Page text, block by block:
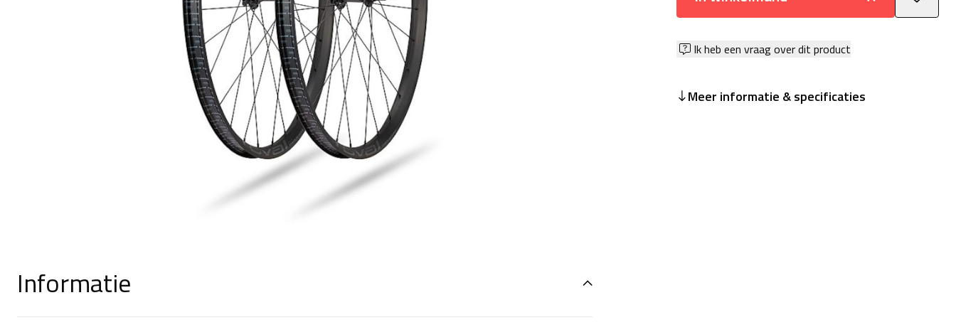
Ik heb een vraag over dit product
Meer informatie & specificaties
Informatie